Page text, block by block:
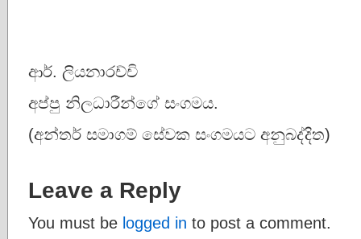
ආර්. ලියනාරච්චි
අප්පු නිලධාරීන්ගේ සංගමය.
(අන්තර් සමාගම් සේවක සංගමයට අනුබද්දිත)
Leave a Reply
You must be logged in to post a comment.